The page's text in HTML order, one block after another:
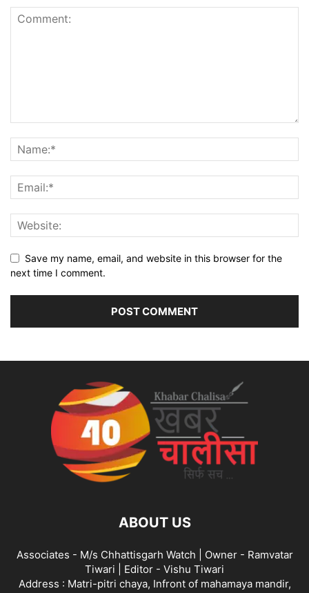
Save my name, email, and website in this browser for the
next time I comment.
ABOUT US
Associates - M/s Chhattisgarh Watch | Owner - Ramvatar
Tiwari | Editor - Vishu Tiwari
Address : Matri-pitri chaya, Infront of mahamaya mandir,